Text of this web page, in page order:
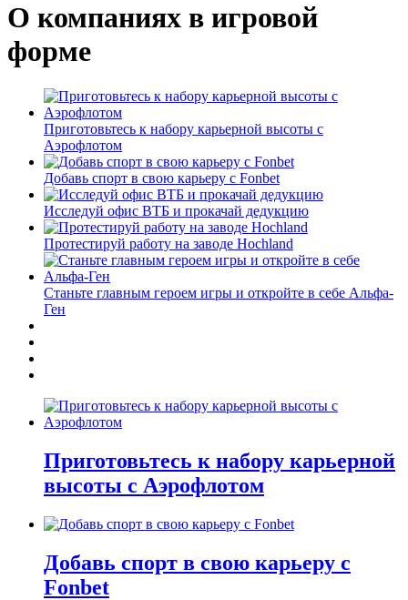
О компаниях в игровой
форме
Приготовьтесь к набору карьерной высоты с
Аэрофлотом
Добавь спорт в свою карьеру с Fonbet
Исследуй офис ВТБ и прокачай дедукцию
Протестируй работу на заводе Hochland
Станьте главным героем игры и откройте в себе Альфа-
Ген
Приготовьтесь к набору карьерной
высоты с Аэрофлотом
Добавь спорт в свою карьеру с
Fonbet